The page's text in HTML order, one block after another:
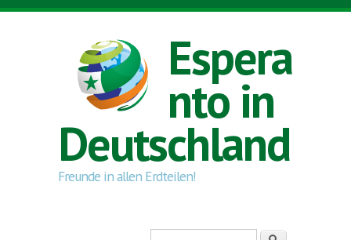
Direkt zum Inhalt
Espera
nto in
Deutschland
Freunde in allen Erdteilen!